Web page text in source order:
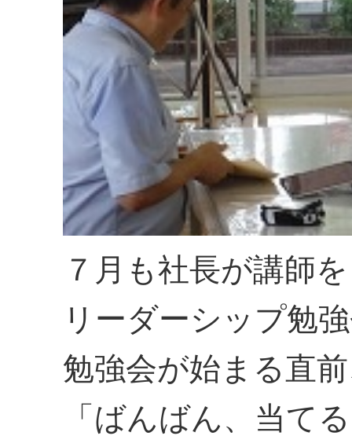
７月も社長が講師
リーダーシップ勉
勉強会が始まる直
「ばんばん、当て